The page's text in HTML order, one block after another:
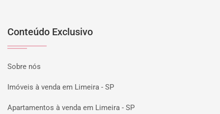
Conteúdo Exclusivo
Sobre nós
Imóveis à venda em Limeira - SP
Apartamentos à venda em Limeira - SP